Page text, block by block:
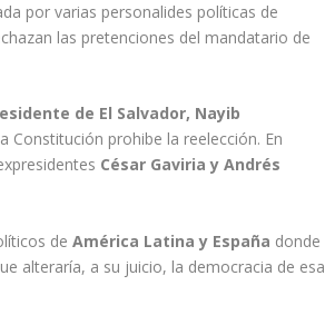
por varias personalides políticas de
las pretenciones del mandatario de
de El Salvador, Nayib
Constitución prohibe la reelección. En
César Gaviria y Andrés
de América Latina y España donde
alteraría, a su juicio, la democracia de esa